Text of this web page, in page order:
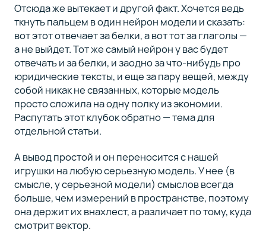
Отсюда же вытекает и другой факт. Хочется ведь
ткнуть пальцем в один нейрон модели и сказать:
вот этот отвечает за белки, а вот тот за глаголы —
а не выйдет. Тот же самый нейрон у вас будет
отвечать и за белки, и заодно за что-нибудь про
юридические тексты, и еще за пару вещей, между
собой никак не связанных, которые модель
просто сложила на одну полку из экономии.
Распутать этот клубок обратно — тема для
отдельной статьи.
А вывод простой и он переносится с нашей
игрушки на любую серьезную модель. У нее (в
смысле, у серьезной модели) смыслов всегда
больше, чем измерений в пространстве, поэтому
она держит их внахлест, а различает по тому, куда
смотрит вектор.